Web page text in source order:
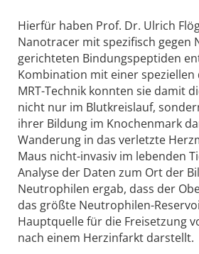
Hierfür haben Prof. Dr. Ulrich
Nanotracer mit spezifisch gegen
gerichteten Bindungspeptiden
Kombination mit einer
MRT-Technik konnten sie damit
nicht nur im Blutkreislauf,
ihrer Bildung im Knochenmark
Wanderung in das verletzte
Maus nicht-invasiv im lebenden
Analyse der Daten zum Ort der
Neutrophilen ergab, dass der
das größte Neutrophilen-
Hauptquelle für die Freisetzung
nach einem Herzinfarkt darstellt.